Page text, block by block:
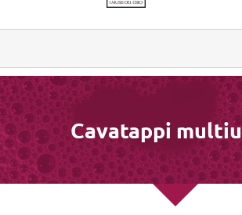
Cavatappi